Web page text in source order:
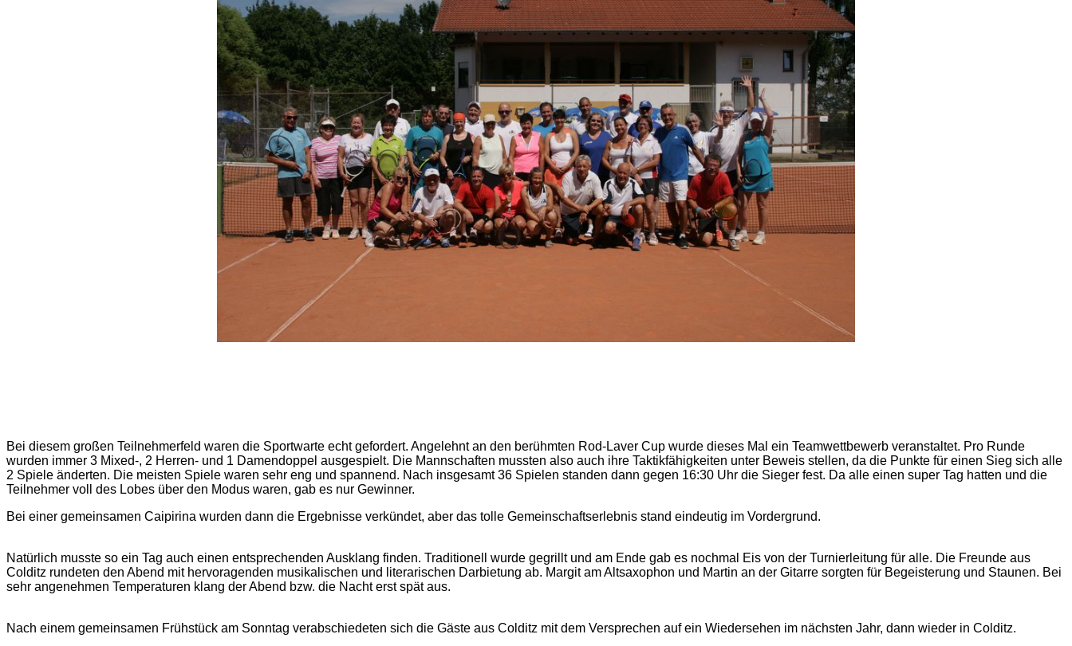
Bei diesem großen Teilnehmerfeld waren die Sportwarte echt gefordert. Angelehnt an den berühmten Rod-Laver Cup wurde dieses Mal ein Teamwettbewerb veranstaltet. Pro Runde
wurden immer 3 Mixed-, 2 Herren- und 1 Damendoppel ausgespielt. Die Mannschaften mussten also auch ihre Taktikfähigkeiten unter Beweis stellen, da die Punkte für einen Sieg sich alle
2 Spiele änderten. Die meisten Spiele waren sehr eng und spannend. Nach insgesamt 36 Spielen standen dann gegen 16:30 Uhr die Sieger fest. Da alle einen super Tag hatten und die
Teilnehmer voll des Lobes über den Modus waren, gab es nur Gewinner.
Bei einer gemeinsamen Caipirina wurden dann die Ergebnisse verkündet, aber das tolle Gemeinschaftserlebnis stand eindeutig im Vordergrund.
Natürlich musste so ein Tag auch einen entsprechenden Ausklang finden. Traditionell wurde gegrillt und am Ende gab es nochmal Eis von der Turnierleitung für alle. Die Freunde aus
Colditz rundeten den Abend mit hervoragenden musikalischen und literarischen Darbietung ab. Margit am Altsaxophon und Martin an der Gitarre sorgten für Begeisterung und Staunen. Bei
sehr angenehmen Temperaturen klang der Abend bzw. die Nacht erst spät aus.
Nach einem gemeinsamen Frühstück am Sonntag verabschiedeten sich die Gäste aus Colditz mit dem Versprechen auf ein Wiedersehen im nächsten Jahr, dann wieder in Colditz.